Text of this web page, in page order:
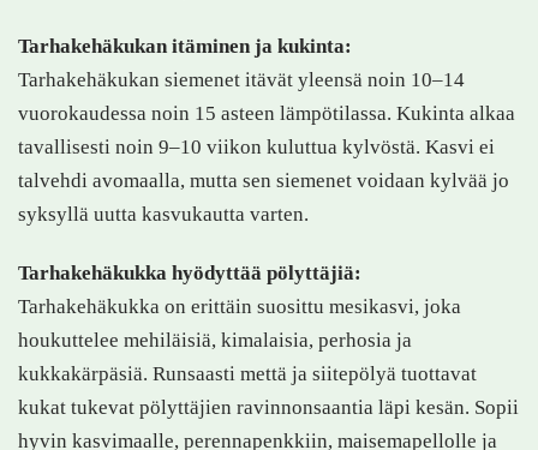
Tarhakehäkukan itäminen ja kukinta:
Tarhakehäkukan siemenet itävät yleensä noin 10–14
vuorokaudessa noin 15 asteen lämpötilassa. Kukinta alkaa
tavallisesti noin 9–10 viikon kuluttua kylvöstä. Kasvi ei
talvehdi avomaalla, mutta sen siemenet voidaan kylvää jo
syksyllä uutta kasvukautta varten.
Tarhakehäkukka hyödyttää pölyttäjiä:
Tarhakehäkukka on erittäin suosittu mesikasvi, joka
houkuttelee mehiläisiä, kimalaisia, perhosia ja
kukkakärpäsiä. Runsaasti mettä ja siitepölyä tuottavat
kukat tukevat pölyttäjien ravinnonsaantia läpi kesän. Sopii
hyvin kasvimaalle, perennapenkkiin, maisemapellolle ja